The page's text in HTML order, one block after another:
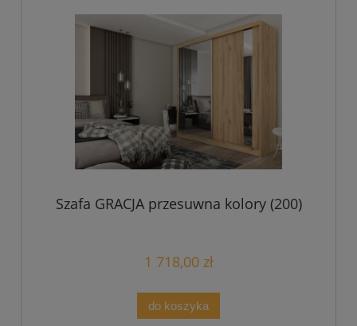
Szafa GRACJA przesuwna kolory (200)
1 718,00 zł
do koszyka